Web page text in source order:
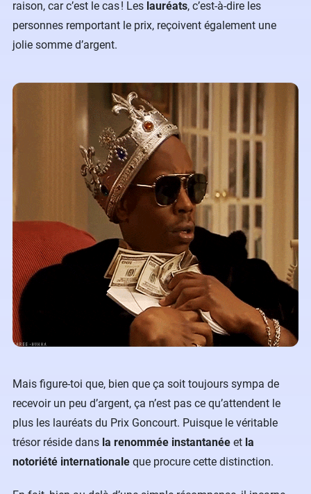
raison, car c’est le cas ! Les lauréats, c’est-à-dire les
personnes remportant le prix, reçoivent également une
jolie somme d’argent.
Mais figure-toi que, bien que ça soit toujours sympa de
recevoir un peu d’argent, ça n’est pas ce qu’attendent le
plus les lauréats du Prix Goncourt. Puisque le véritable
trésor réside dans la renommée instantanée et la
notoriété internationale que procure cette distinction.